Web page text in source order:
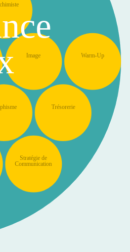
Image
Stratégie de
Communication
Trésorerie
Warm-Up